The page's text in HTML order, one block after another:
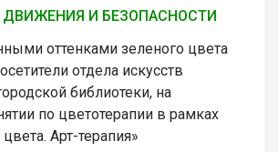
И БЕЗОПАСНОСТИ
оттенками зеленого цвета
отдела искусств
библиотеки, на
по цветотерапии в рамках
Арт-терапия»